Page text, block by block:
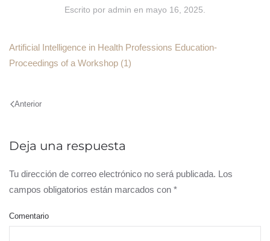
Escrito por admin en mayo 16, 2025
Artificial Intelligence in Health Professions Education-
Proceedings of a Workshop (1)
Anterior
Deja una respuesta
Tu dirección de correo electrónico no será publicada. Los
campos obligatorios están marcados con *
Comentario